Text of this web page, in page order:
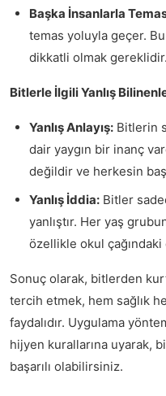
Başka İnsanlarla
temas yoluyla geçer.
dikkatli olmak gereklidir.
Bitlerle İlgili Yanlış
Yanlış Anlayış: Bitlerin
dair yaygın bir inanç
değildir ve herkesin
Yanlış İddia: Bitler
yanlıştır. Her yaş
özellikle okul çağındaki
Sonuç olarak, bitlerden
tercih etmek, hem sağlık
faydalıdır. Uygulama
hijyen kurallarına uyarak,
başarılı olabilirsiniz.